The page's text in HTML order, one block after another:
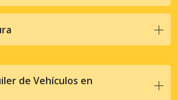
de Vehículos en